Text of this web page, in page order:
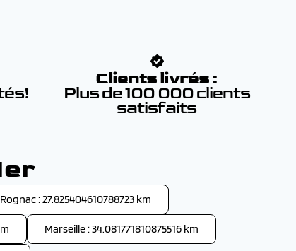
Clients livrés :
Plus de 100 000 clients
satisfaits
Rognac : 27.825404610788723 km
Marseille : 34.081771810875516 km